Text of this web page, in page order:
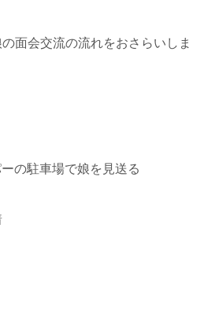
面会交流の流れをおさらいしま
の駐車場で娘を見送る